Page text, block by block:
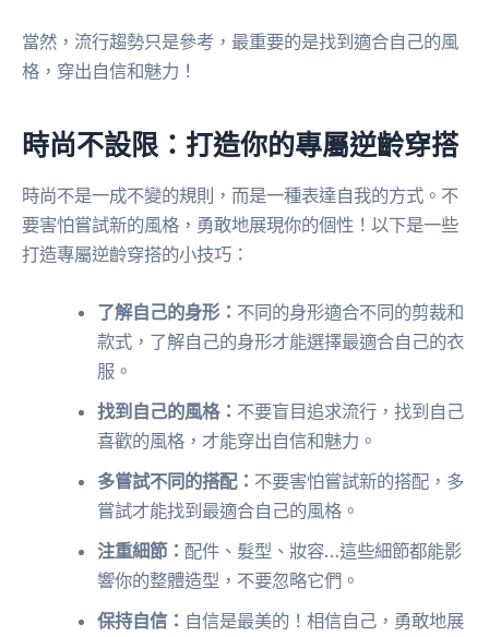
當然，流行趨勢只是參考，最重要的是找到適合自己的風
格，穿出自信和魅力！
時尚不設限：打造你的專屬逆齡穿搭
時尚不是一成不變的規則，而是一種表達自我的方式。不
要害怕嘗試新的風格，勇敢地展現你的個性！以下是一些
打造專屬逆齡穿搭的小技巧：
了解自己的身形： 不同的身形適合不同的剪裁和
款式，了解自己的身形才能選擇最適合自己的衣
服。
找到自己的風格： 不要盲目追求流行，找到自己
喜歡的風格，才能穿出自信和魅力。
多嘗試不同的搭配： 不要害怕嘗試新的搭配，多
嘗試才能找到最適合自己的風格。
注重細節：配件、髮型、妝容…這些細節都能影
響你的整體造型，不要忽略它們。
保持自信： 自信是最美的！相信自己，勇敢地展